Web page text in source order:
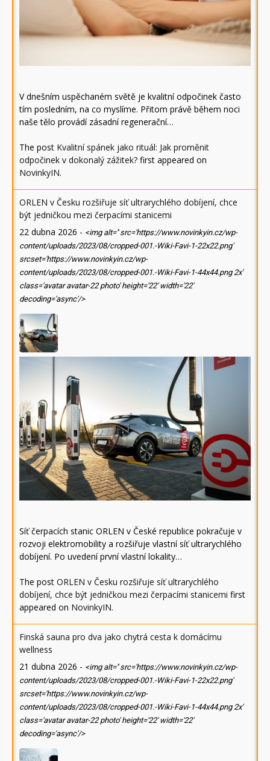
V dnešním uspěchaném světě je kvalitní odpočinek často
tím posledním, na co myslíme. Přitom právě během noci
naše tělo provádí zásadní regenerační…
The post Kvalitní spánek jako rituál: Jak proměnit
odpočinek v dokonalý zážitek? first appeared on
NovinkyIN.
ORLEN v Česku rozšiřuje síť ultrarychlého dobíjení, chce
být jedničkou mezi čerpacími stanicemi
22 dubna 2026 - <img alt='' src='https://www.novinkyin.cz/wp-
content/uploads/2023/08/cropped-001.-Wiki-Favi-1-22x22.png'
srcset='https://www.novinkyin.cz/wp-
content/uploads/2023/08/cropped-001.-Wiki-Favi-1-44x44.png 2x'
class='avatar avatar-22 photo' height='22' width='22'
decoding='async'/>
Síť čerpacích stanic ORLEN v České republice pokračuje v
rozvoji elektromobility a rozšiřuje vlastní síť ultrarychlého
dobíjení. Po uvedení první vlastní lokality…
The post ORLEN v Česku rozšiřuje síť ultrarychlého
dobíjení, chce být jedničkou mezi čerpacími stanicemi first
appeared on NovinkyIN.
Finská sauna pro dva jako chytrá cesta k domácímu
wellness
21 dubna 2026 - <img alt='' src='https://www.novinkyin.cz/wp-
content/uploads/2023/08/cropped-001.-Wiki-Favi-1-22x22.png'
srcset='https://www.novinkyin.cz/wp-
content/uploads/2023/08/cropped-001.-Wiki-Favi-1-44x44.png 2x'
class='avatar avatar-22 photo' height='22' width='22'
decoding='async'/>